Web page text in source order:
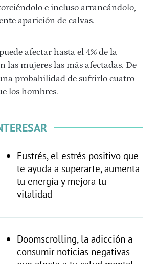
e incluso arrancándolo,
aparición de calvas.
afectar hasta el 4% de la
las mujeres las más afectadas. De
probabilidad de sufrirlo cuatro
los hombres.
Eustrés, el estrés positivo que
te ayuda a superarte, aumenta
tu energía y mejora tu
vitalidad
Doomscrolling, la adicción a
consumir noticias negativas